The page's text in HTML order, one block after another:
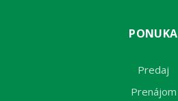
PONUKA
Predaj
Prenájom